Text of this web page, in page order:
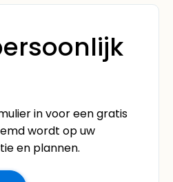
in voor een gratis
wordt op uw
en plannen.